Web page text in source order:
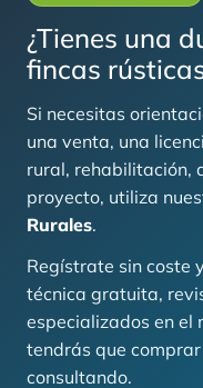
¿Tienes una
fincas
Si necesitas
una venta, una
rural, rehabilitación,
proyecto, utiliza
Rurales.
Regístrate sin coste
técnica gratuita,
especializados en el
tendrás que
consultando.